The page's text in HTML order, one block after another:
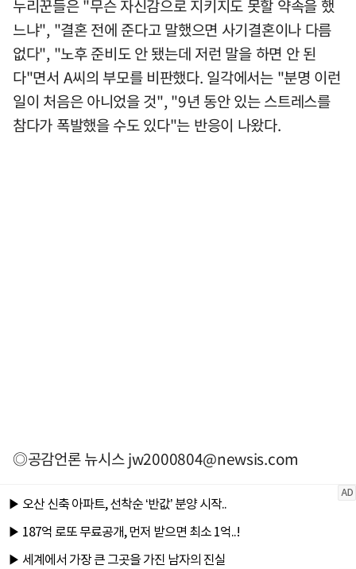
누리꾼들은 "무슨 자신감으로 지키지도 못할 약속을 했
느냐", "결혼 전에 준다고 말했으면 사기결혼이나 다름
없다", "노후 준비도 안 됐는데 저런 말을 하면 안 된
다"면서 A씨의 부모를 비판했다. 일각에서는 "분명 이런
일이 처음은 아니었을 것", "9년 동안 있는 스트레스를
참다가 폭발했을 수도 있다"는 반응이 나왔다.
◎공감언론 뉴시스jw2000804@newsis.com